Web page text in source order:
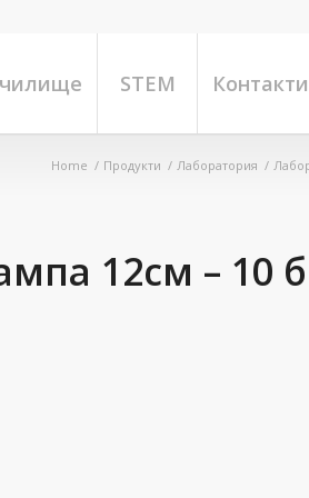
STEM Контакти
Home / Продукти / Лаборатория /
12см – 10